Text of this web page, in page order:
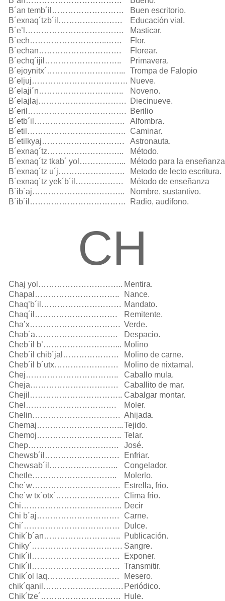
B´an temb´il………………………
B´exnaq´tzb´il……………………
B´e’l……………………………….
B´ech………………………..……
B´echan………………………….
B´echq´ijil………………………..
B´ejoynitx´………………………...
B´eljuj………………………………
B´elaji´n…………………………..
B´elajlaj……………………………
B´eril……………………………….
B´etb´il…………………………….
B´etil……………………………….
B´etilkyaj………………………….
B´exnaq´tz………………………..
B´exnaq´tz tkab´ yol……………...
B´exnaq´tz u´j…………………….
B´exnaq´tz yek´b´il………………
B´ib´aj……………………………..
B´ib´il………………………………
Buen escritorio.
Educación vial.
Masticar.
Flor.
Florear.
Primavera.
Trompa de Falopio
Nueve.
Noveno.
Diecinueve.
Berilio
Alfombra.
Caminar.
Astronauta.
Método.
Método para la
Metodo de lecto escritura.
Método de enseñanza
Nombre, sustantivo.
Radio, audifono.
CH
Chaj yol…………………………..
Chapal…………………………..
Chaq’b´il…………………………
Chaq´il………………………….
Cha’x…………………………….
Chab´a………………………….
Cheb´il b’………………………...
Cheb´il chib´jal…………………
Cheb´il b´utx……………………
Chej……………………………..
Cheja……………………………
Chejil……………………………..
Chel…………………………….
Chelin……………………………
Chemaj…………………………...
Chemoj…………………………..
Chep…………………………….
Chewsb´il……………………….
Chewsab´il……………………..
Chetle…………………………..
Che´w……………………………
Che´w tx´otx´……………………
Chi………………………………..
Chi b´aj………………………….
Chi´………………………………
Chik´b´an………………………..
Chiky´…………………………….
Chik´il……………………………
Chik´il……………………………
Chik´ol laq………………………
chik´qanil…………………………
Chik´tze´…………………………
Mentira.
Nance.
Mandato.
Remitente.
Verde.
Despacio.
Molino
Molino de carne.
Molino de nixtamal.
Caballo mula.
Caballito de mar.
Cabalgar montar.
Moler.
Ahijada.
Tejido.
Telar.
José.
Enfriar.
Congelador.
Molerlo.
Estrella, frio.
Clima frio.
Decir
Carne.
Dulce.
Publicación.
Sangre.
Exponer.
Transmitir.
Mesero.
Periódico.
Hule.